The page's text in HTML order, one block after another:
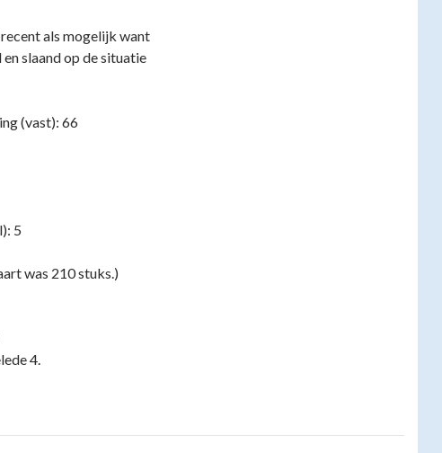
als mogelijk want
slaand op de situatie
(vast): 66
5
was 210 stuks.)
4.